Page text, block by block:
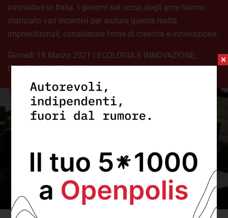
innovative in Italia. I governi nel corso degli anni hanno
stanziato vari incentivi per aiutare queste realtà
imprenditoriali, considerate fonte di crescita e innovazione.
giovedì 18 Marzo 2021 | ECOLOGIA E INNOVAZIONE,
ITALIE A CONFRONTO